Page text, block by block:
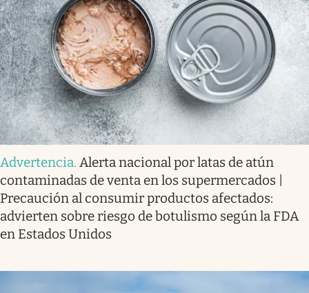
Advertencia. Alerta nacional por latas de atún
contaminadas de venta en los supermercados |
Precaución al consumir productos afectados:
advierten sobre riesgo de botulismo según la FDA
en Estados Unidos